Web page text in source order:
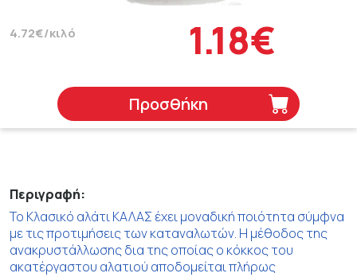
4.72€/κιλό 1.18€
Προσθήκη
Περιγραφή:
Το Κλασικό αλάτι ΚΑΛΑΣ έχει μοναδική ποιότητα σύμφνα
με τις προτιμήσεις των καταναλωτών. Η μέθοδος της
ανακρυστάλλωσης δια της οποίας ο κόκκος του
ακατέργαστου αλατιού αποδομείται πλήρως